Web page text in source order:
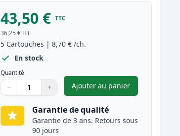
43,50 € TTC
36,25 € HT
5 Cartouches |8,70 € /ch.
En stock
Quantité
Quantité
Utilisez les boutons pour ajuster
− +
Quantité
Ajouter au panier
,Pack de 5 Brother
Garantie de qualité
Garantie de 3 ans. Retours sous
90 jours